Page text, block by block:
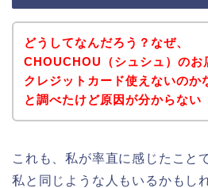
どうしてなんだろう？なぜ、
CHOUCHOU（シュシュ）のお
クレジットカード使えないのか
と調べたけど原因が分からない
これも、私が率直に感じたこと
私と同じような人もいるかもし